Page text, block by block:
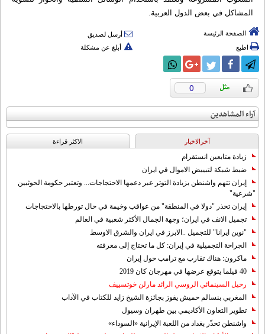
المشاكل في بعض الدول العربية.
الصفحة الرئيسة
أرسل لصديق
اطبع
أبلغ عن مشكلة
0
آراء المشاهدين
آخرالاخبار الاکثر قراءة
زيادة متابعين انستقرام
ضبط شبكة لتبييض الاموال في ايران
إيران تتهم واشنطن بزيادة التوتر عبر دعمها الاحتجاجات... وتعتبر حكومة الحوثيين
"شرعية"
إيران تحذر "دولا في المنطقة" من عواقب وخيمة في حال تورطها بالاحتجاجات
تجميل الانف في ايران؛ وجهة الجمال الأكثر شعبية في العالم
"نوين ايرانا" للتجميل ..الابرز في ايران والشرق الاوسط
الجراحة التجميلية في إيران: كل ما تحتاج إلى معرفته
ماكرون: هناك تقارب مع ترامب حول إيران
40 فيلما يتوقع عرضها في مهرجان كان 2019
رحيل السينمائي الروسي الرائد مارلن خوتسييف
المغربي بنسالم حميش يفوز بجائزة الشيخ زايد للكتاب في الآداب
تطوير التعاون الأكاديمي بين طهران وسيول
واشنطن تحذّر بغداد من اللعبة الإيرانية «السوداء»